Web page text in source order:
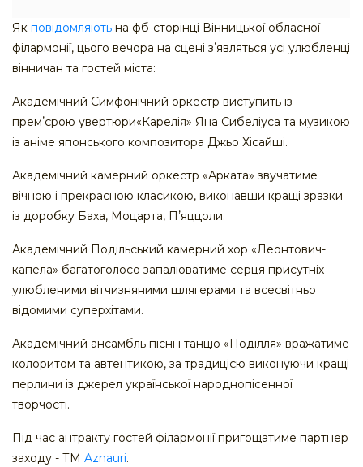
Як повідомляють на фб-сторінці Вінницької обласної
філармонії, цього вечора на сцені зʼявляться усі улюбленці
вінничан та гостей міста:
Академічний Симфонічний оркестр виступить із
премʼєрою увертюри«Карелія» Яна Сибеліуса та музикою
із аніме японського композитора Джьо Хісайші.
Академічний камерний оркестр «Арката» звучатиме
вічною і прекрасною класикою, виконавши кращі зразки
із доробку Баха, Моцарта, Пʼяццоли.
Академічний Подільський камерний хор «Леонтович-
капела» багатоголосо запалюватиме серця присутніх
улюбленими вітчизняними шлягерами та всесвітньо
відомими суперхітами.
Академічний ансамбль пісні і танцю «Поділля» вражатиме
колоритом та автентикою, за традицією виконуючи кращі
перлини із джерел української народнопісенної
творчості.
Під час антракту гостей філармонії пригощатиме партнер
заходу - ТМ Aznauri.